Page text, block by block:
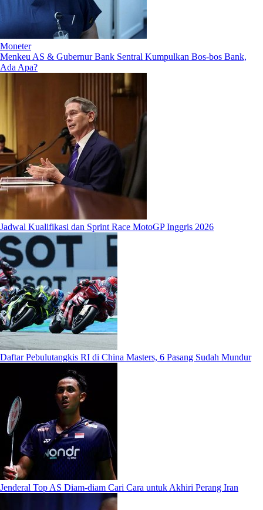
Moneter
Menkeu AS & Gubernur Bank Sentral Kumpulkan Bos-bos Bank,
Ada Apa?
Jadwal Kualifikasi dan Sprint Race MotoGP Inggris 2026
Daftar Pebulutangkis RI di China Masters, 6 Pasang Sudah Mundur
Jenderal Top AS Diam-diam Cari Cara untuk Akhiri Perang Iran